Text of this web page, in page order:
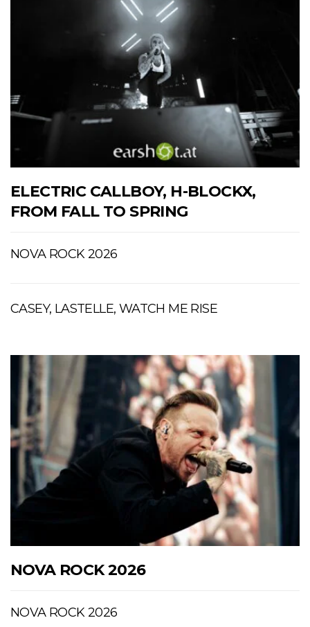
ELECTRIC CALLBOY, H-BLOCKX,
FROM FALL TO SPRING
NOVA ROCK 2026
CASEY, LASTELLE, WATCH ME RISE
NOVA ROCK 2026
NOVA ROCK 2026